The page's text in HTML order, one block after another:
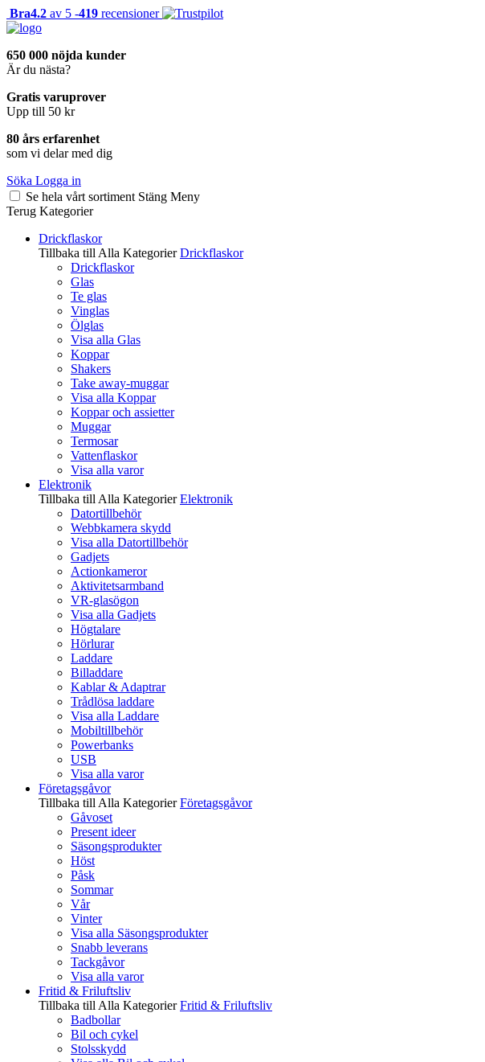
Bra4.2 av 5 -419 recensioner
650 000 nöjda kunder
Är du nästa?
Gratis varuprover
Upp till 50 kr
80 års erfarenhet
som vi delar med dig
Söka Logga in
Se hela vårt sortiment Stäng Meny
Terug Kategorier
Drickflaskor
Tillbaka till Alla Kategorier Drickflaskor
Drickflaskor
Glas
Te glas
Vinglas
Ölglas
Visa alla Glas
Koppar
Shakers
Take away-muggar
Visa alla Koppar
Koppar och assietter
Muggar
Termosar
Vattenflaskor
Visa alla varor
Elektronik
Tillbaka till Alla Kategorier Elektronik
Datortillbehör
Webbkamera skydd
Visa alla Datortillbehör
Gadjets
Actionkameror
Aktivitetsarmband
VR-glasögon
Visa alla Gadjets
Högtalare
Hörlurar
Laddare
Billaddare
Kablar & Adaptrar
Trådlösa laddare
Visa alla Laddare
Mobiltillbehör
Powerbanks
USB
Visa alla varor
Företagsgåvor
Tillbaka till Alla Kategorier Företagsgåvor
Gåvoset
Present ideer
Säsongsprodukter
Höst
Påsk
Sommar
Vår
Vinter
Visa alla Säsongsprodukter
Snabb leverans
Tackgåvor
Visa alla varor
Fritid & Friluftsliv
Tillbaka till Alla Kategorier Fritid & Friluftsliv
Badbollar
Bil och cykel
Stolsskydd